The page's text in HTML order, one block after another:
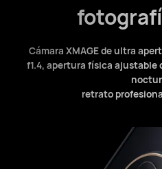
Cámara XMAGE de ultra
f1.4, apertura física ajustable
retrato
2